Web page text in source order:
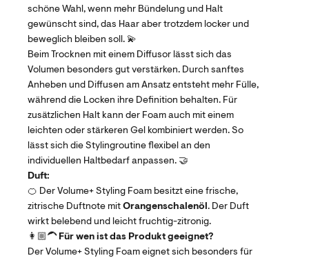
schöne Wahl, wenn mehr Bündelung und Halt
gewünscht sind, das Haar aber trotzdem locker und
beweglich bleiben soll. 💫
Beim Trocknen mit einem Diffusor lässt sich das
Volumen besonders gut verstärken. Durch sanftes
Anheben und Diffusen am Ansatz entsteht mehr Fülle,
während die Locken ihre Definition behalten. Für
zusätzlichen Halt kann der Foam auch mit einem
leichten oder stärkeren Gel kombiniert werden. So
lässt sich die Stylingroutine flexibel an den
individuellen Haltbedarf anpassen. 🤝
Duft:
🍊 Der Volume+ Styling Foam besitzt eine frische,
zitrische Duftnote mit Orangenschalenöl. Der Duft
wirkt belebend und leicht fruchtig-zitronig.
👩🏼‍🦱 Für wen ist das Produkt geeignet?
Der Volume+ Styling Foam eignet sich besonders für